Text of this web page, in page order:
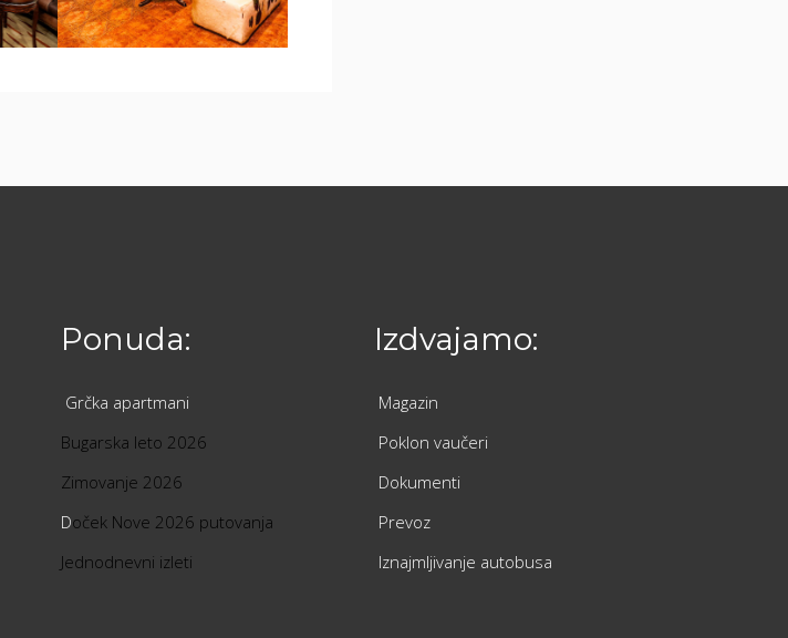
Ponuda:
Grčka apartmani
Bugarska leto 2026
Zimovanje 2026
Doček Nove 2026 putovanja
Jednodnevni izleti
Izdvajamo:
Magazin
Poklon vaučeri
Dokumenti
Prevoz
Iznajmljivanje autobusa